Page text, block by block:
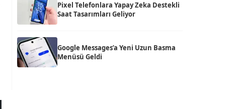
Pixel Telefonlara Yapay Zeka Destekli
Saat Tasarımları Geliyor
Google Messages’a Yeni Uzun Basma
Menüsü Geldi